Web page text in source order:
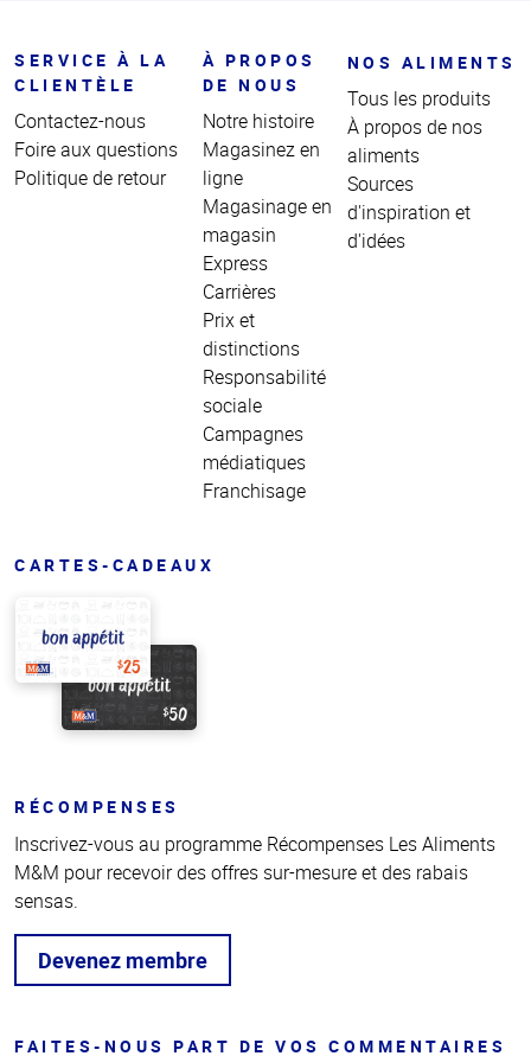
SERVICE À LA
CLIENTÈLE
Contactez-nous
Foire aux questions
Politique de retour
À PROPOS
DE NOUS
Notre histoire
Magasinez en
ligne
Magasinage en
magasin
Express
Carrières
Prix et
distinctions
Responsabilité
sociale
Campagnes
médiatiques
Franchisage
NOS ALIMENTS
Tous les produits
À propos de nos
aliments
Sources
d'inspiration et
d'idées
CARTES-CADEAUX
RÉCOMPENSES
Inscrivez-vous au programme Récompenses Les Aliments
M&M pour recevoir des offres sur-mesure et des rabais
sensas.
Devenez membre
FAITES-NOUS PART DE VOS COMMENTAIRES